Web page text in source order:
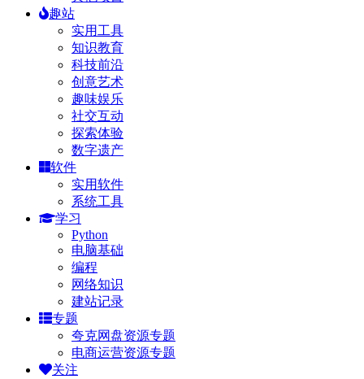
趣站
实用工具
知识教育
科技前沿
创意艺术
趣味娱乐
社交互动
探索体验
数字遗产
软件
实用软件
系统工具
学习
Python
电脑基础
编程
网络知识
建站记录
专题
夸克网盘资源专题
电商运营资源专题
关注